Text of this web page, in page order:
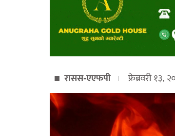
रासस-एएफपी फ्रेब्रवरी १३,